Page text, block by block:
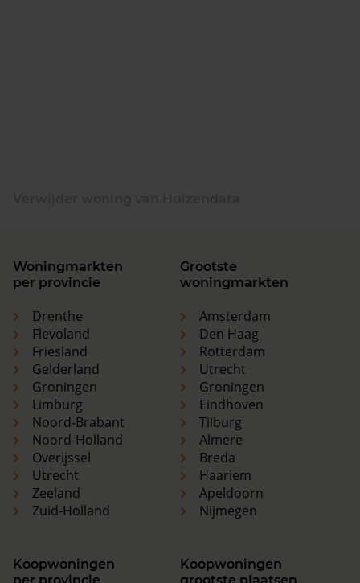
Woningmarkten
per provincie
Drenthe
Flevoland
Friesland
Gelderland
Groningen
Limburg
Noord-Brabant
Noord-Holland
Overijssel
Utrecht
Zeeland
Zuid-Holland
Grootste
woningmarkten
Amsterdam
Den Haag
Rotterdam
Utrecht
Groningen
Eindhoven
Tilburg
Almere
Breda
Haarlem
Apeldoorn
Nijmegen
Koopwoningen
Koopwoningen